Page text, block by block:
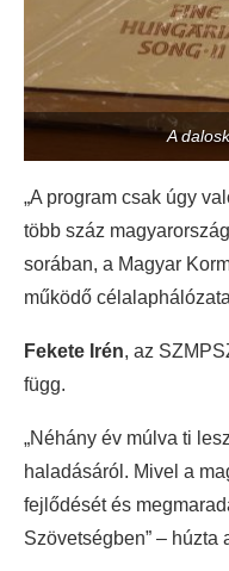
A
„A program csak úgy
több száz
sorában, a Magyar
működő
Fekete Irén, az
függ.
„Néhány év múlva ti
haladásáról. Mivel a
fejlődését és
Szövetségben” – húzta